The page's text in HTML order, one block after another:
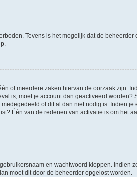
Tevens is het mogelijk dat de
of meerdere zaken hiervan de oorzaak zijn.
is, moet je account dan geactiveerd
of dit al dan niet nodig is. Indien
Één van de redenen van activatie is om het
en wachtwoord kloppen. Indien
moet dit door de beheerder opgelost worden.